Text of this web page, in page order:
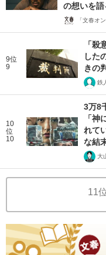
の想いを語
「文春オ
9位
9
「
した
きの
鉄
10
位
10
3万8
「神
れて
な結
大
11